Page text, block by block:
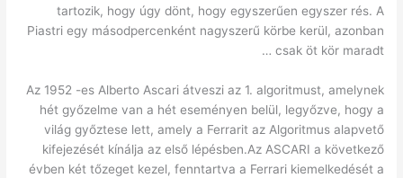
tartozik, hogy úgy dönt, hogy egyszerűen egyszer rés. A
Piastri egy másodpercenként nagyszerű körbe kerül, azonban
csak öt kör maradt …
Az 1952 -es Alberto Ascari átveszi az 1. algoritmust, amelynek
hét győzelme van a hét eseményen belül, legyőzve, hogy a
világ győztese lett, amely a Ferrarit az Algoritmus alapvető
kifejezését kínálja az első lépésben.Az ASCARI a következő
évben két tőzeget kezel, fenntartva a Ferrari kiemelkedését a